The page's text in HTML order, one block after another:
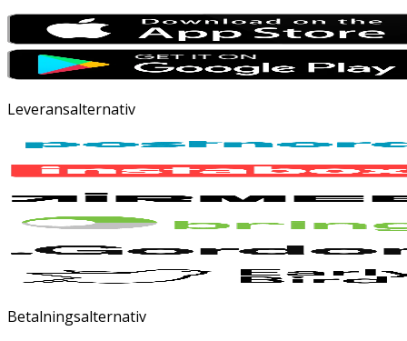
Leveransalternativ
Betalningsalternativ